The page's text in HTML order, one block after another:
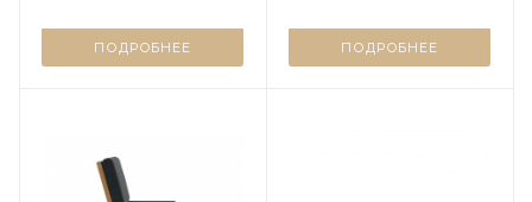
ПОДРОБНЕЕ ПОДРОБНЕЕ